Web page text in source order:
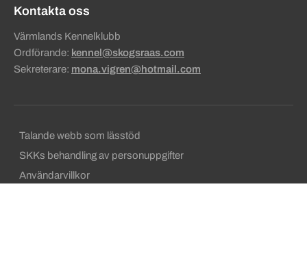
Kontakta oss
Värmlands Kennelklubb
Ordförande: kennel@skogsraas.com
Sekreterare: mona.vigren@hotmail.com
Sekundära sidfotslänkar
Talande webb som lässtöd
SKKs behandling av personuppgifter
Användarvillkor